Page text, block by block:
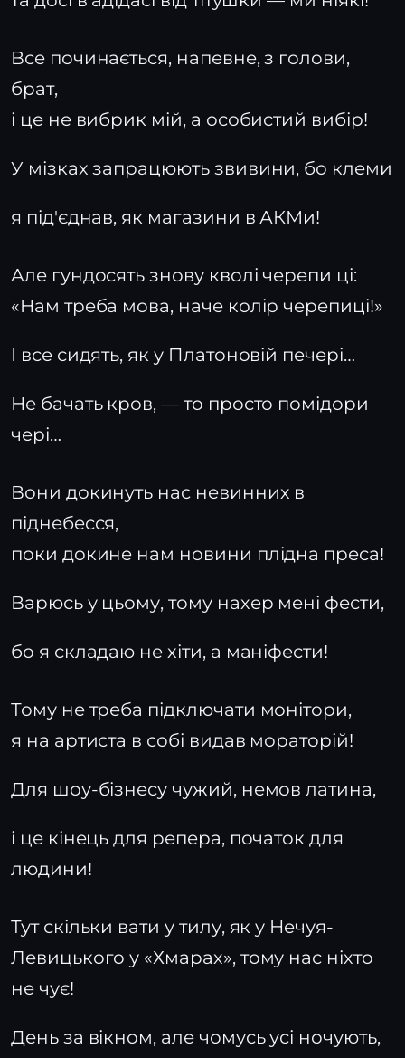
Все починається, напевне, з голови,
брат,
і це не вибрик мій, а особистий вибір!
У мізках запрацюють звивини, бо клеми
я під'єднав, як магазини в АКМи!
Але гундосять знову кволі черепи ці:
«Нам треба мова, наче колір черепиці!»
І все сидять, як у Платоновій печері…
Не бачать кров, — то просто помідори
чері…
Вони докинуть нас невинних в
піднебесся,
поки докине нам новини плідна преса!
Варюсь у цьому, тому нахер мені фести,
бо я складаю не хіти, а маніфести!
Тому не треба підключати монітори,
я на артиста в собі видав мораторій!
Для шоу-бізнесу чужий, немов латина,
і це кінець для репера, початок для
людини!
Тут скільки вати у тилу, як у Нечуя-
Левицького у «Хмарах», тому нас ніхто
не чує!
День за вікном, але чомусь усі ночують,